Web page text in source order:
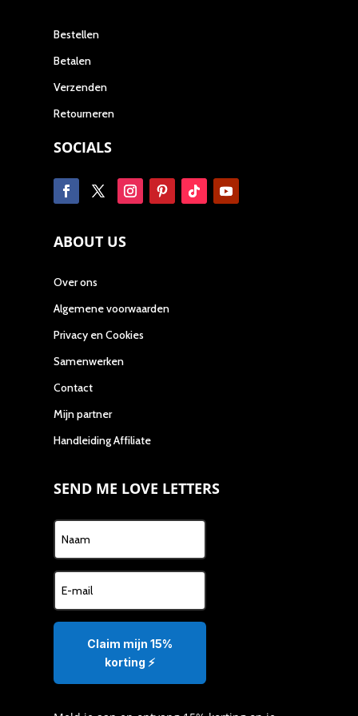
Bestellen
Betalen
Verzenden
Retourneren
SOCIALS
ABOUT US
Over ons
Algemene voorwaarden
Privacy en Cookies
Samenwerken
Contact
Mijn partner
Handleiding Affiliate
SEND ME LOVE LETTERS
Claim mijn 15%
korting ⚡️